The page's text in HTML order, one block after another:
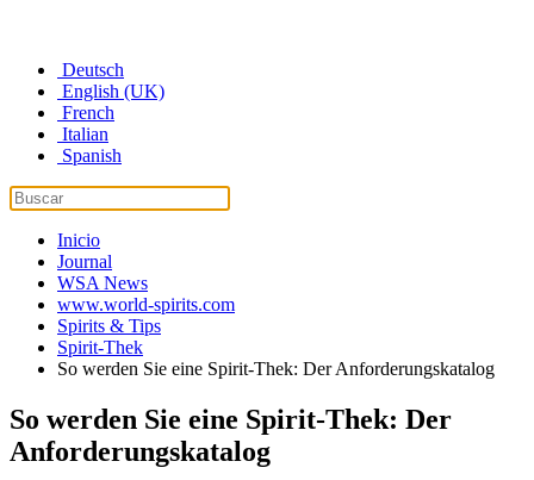
Deutsch
English (UK)
French
Italian
Spanish
Inicio
Journal
WSA News
www.world-spirits.com
Spirits & Tips
Spirit-Thek
So werden Sie eine Spirit-Thek: Der Anforderungskatalog
So werden Sie eine Spirit-Thek: Der
Anforderungskatalog